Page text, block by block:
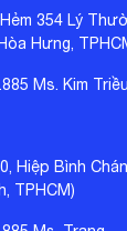
354 Lý
Hưng,
Ms. Kim Triều
Hiệp Bình
TPHCM)